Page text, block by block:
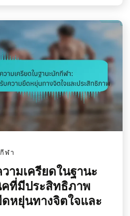
ฬา
ามเครียดในฐานะ
ที่มีประสิทธิภาพ
หยุ่นทางจิตใจและ